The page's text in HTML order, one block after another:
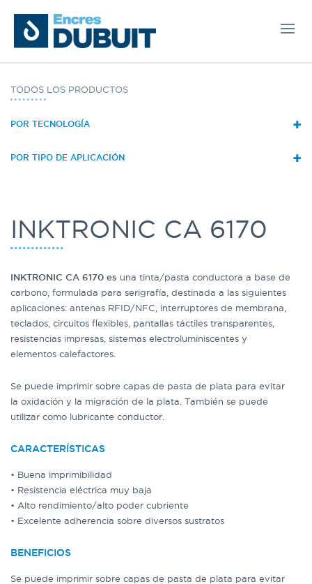
TODOS LOS PRODUCTOS
+
POR TECNOLOGÍA
+
POR TIPO DE APLICACIÓN
INKTRONIC CA 6170
INKTRONIC CA 6170 es una tinta/pasta conductora a base de
carbono, formulada para serigrafía, destinada a las siguientes
aplicaciones: antenas RFID/NFC, interruptores de membrana,
teclados, circuitos flexibles, pantallas táctiles transparentes,
resistencias impresas, sistemas electroluminiscentes y
elementos calefactores.
Se puede imprimir sobre capas de pasta de plata para evitar
la oxidación y la migración de la plata. También se puede
utilizar como lubricante conductor.
CARACTERÍSTICAS
• Buena imprimibilidad
• Resistencia eléctrica muy baja
• Alto rendimiento/alto poder cubriente
• Excelente adherencia sobre diversos sustratos
BENEFICIOS
Se puede imprimir sobre capas de pasta de plata para evitar